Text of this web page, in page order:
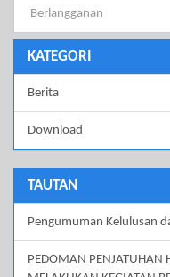
KATEGORI
Berita
Download
TAUTAN
Pengumuman Kelulusan
PEDOMAN PENJATUHAN